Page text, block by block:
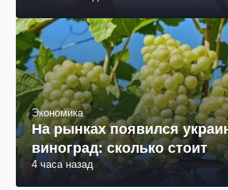
Экономика
На рынках появился
виноград: сколько стоит
4 часа назад